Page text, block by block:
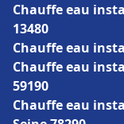
Chauffe eau
13480
Chauffe eau
Chauffe eau
59190
Chauffe eau